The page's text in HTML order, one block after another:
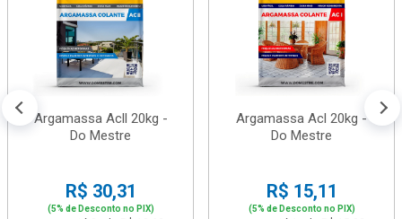
Argamassa Acll 20kg -
Do Mestre
R$ 30,31
(5% de Desconto no PIX)
Argamassa Acl 20kg -
Do Mestre
R$ 15,11
(5% de Desconto no PIX)